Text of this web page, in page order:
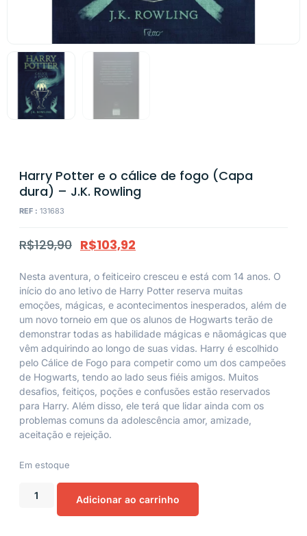
Harry Potter e o cálice de fogo (Capa
dura) – J.K. Rowling
REF : 131683
R$129,90 R$103,92
Nesta aventura, o feiticeiro cresceu e está com 14 anos. O
início do ano letivo de Harry Potter reserva muitas
emoções, mágicas, e acontecimentos inesperados, além de
um novo torneio em que os alunos de Hogwarts terão de
demonstrar todas as habilidade mágicas e nãomágicas que
vêm adquirindo ao longo de suas vidas. Harry é escolhido
pelo Cálice de Fogo para competir como um dos campeões
de Hogwarts, tendo ao lado seus fiéis amigos. Muitos
desafios, feitiços, poções e confusões estão reservados
para Harry. Além disso, ele terá que lidar ainda com os
problemas comuns da adolescência amor, amizade,
aceitação e rejeição.
Em estoque
Adicionar ao carrinho